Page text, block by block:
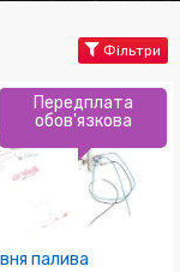
Фільтри
палива
Передплата
обов'язкова